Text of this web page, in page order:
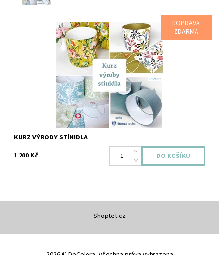
DOPRAVA
ZDARMA
Zveme vás na kurz výroby stínidla, který probíhá několikrát do
měsíce v malém ateliéru na Praze západ. Kurz je dvouhodinový a
zvládnete si vyrobit...
Skladem
KURZ VÝROBY STÍNIDLA
1 200 Kč
Shoptet.cz